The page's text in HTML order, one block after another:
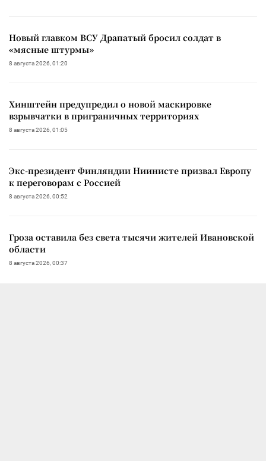
Новый главком ВСУ Драпатый бросил солдат в
«мясные штурмы»
8 августа 2026, 01:20
Хинштейн предупредил о новой маскировке
взрывчатки в приграничных территориях
8 августа 2026, 01:05
Экс-президент Финляндии Ниинисте призвал Европу
к переговорам с Россией
8 августа 2026, 00:52
Гроза оставила без света тысячи жителей Ивановской
области
8 августа 2026, 00:37